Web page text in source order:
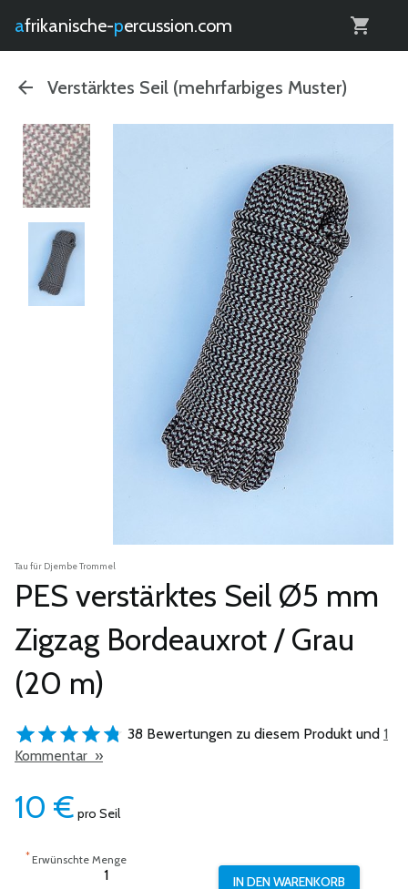
afrikanische- percussion.com
Verstärktes Seil (mehrfarbiges Muster)
Tau für Djembe Trommel
PES verstärktes Seil Ø5 mm
Zigzag Bordeauxrot / Grau
(20 m)
38 Bewertungen zu diesem Produkt und 1
Kommentar »
10 € pro Seil
*Erwünschte Menge